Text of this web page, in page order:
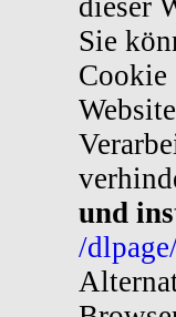
dieser
Sie
Cookie
und
/